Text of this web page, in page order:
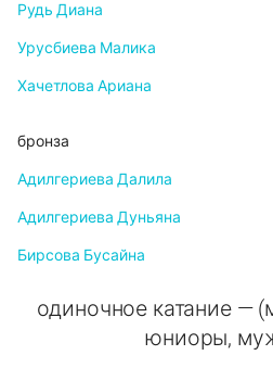
Рудь Диана
Урусбиева Малика
Хачетлова Ариана
бронза
Адилгериева Далила
Адилгериева Дуньяна
Бирсова Бусайна
одиночное катание —
юниоры,